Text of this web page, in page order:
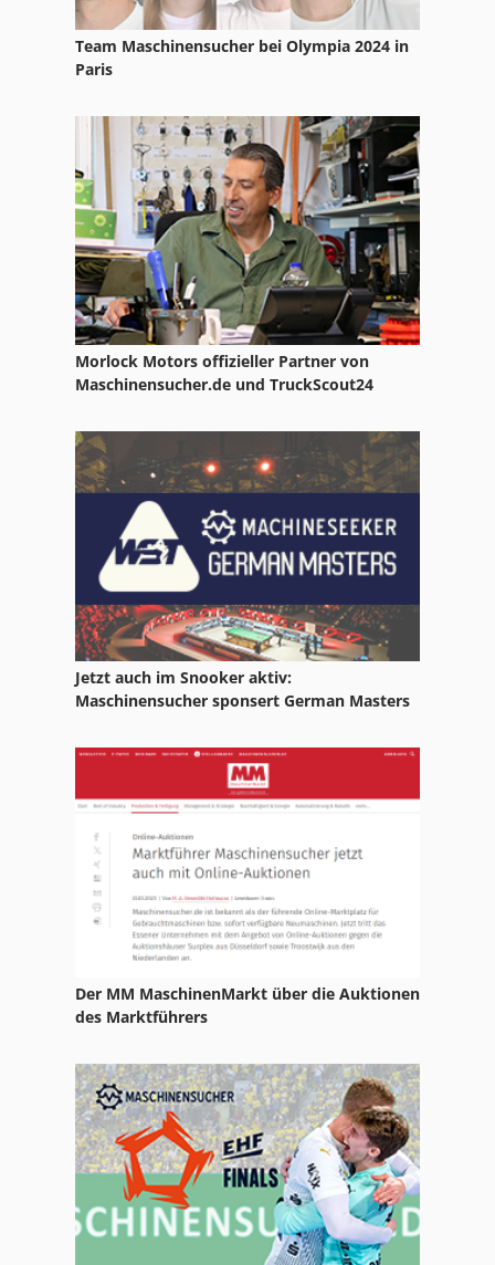
Ps 174
Tak 18
Tur 560
Team Maschinensucher bei Olympia 2024 in
Paris
Morlock Motors offizieller Partner von
Maschinensucher.de und TruckScout24
Jetzt auch im Snooker aktiv:
Maschinensucher sponsert German Masters
Der MM MaschinenMarkt über die Auktionen
des Marktführers